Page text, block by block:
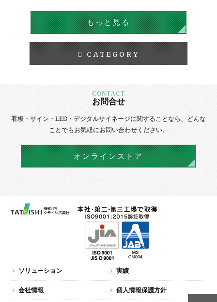
もっと見る
CATEGORY
お問合せ
看板・サイン・LED・デジタルサイネージに関することなら、
どんな
ことでもお気軽にお問い合わせください。
オンラインストア
ソリューション 実績
会社情報 個人情報保護方針